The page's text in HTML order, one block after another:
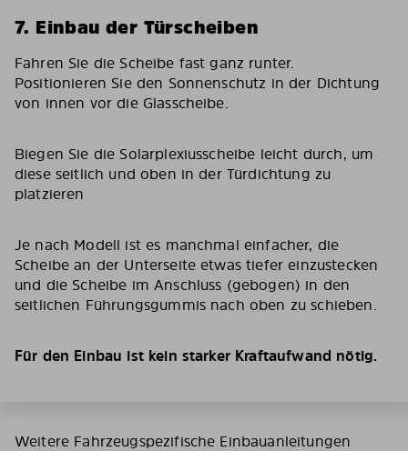
7. Einbau der Türscheiben
Fahren Sie die Scheibe fast ganz runter.
Positionieren Sie den Sonnenschutz in der Dichtung
von innen vor die Glasscheibe.
Biegen Sie die Solarplexiusscheibe leicht durch, um
diese seitlich und oben in der Türdichtung zu
platzieren
Je nach Modell ist es manchmal einfacher, die
Scheibe an der Unterseite etwas tiefer einzustecken
und die Scheibe im Anschluss (gebogen) in den
seitlichen Führungsgummis nach oben zu schieben.
Für den Einbau ist kein starker Kraftaufwand nötig.
Weitere Fahrzeugspezifische Einbauanleitungen